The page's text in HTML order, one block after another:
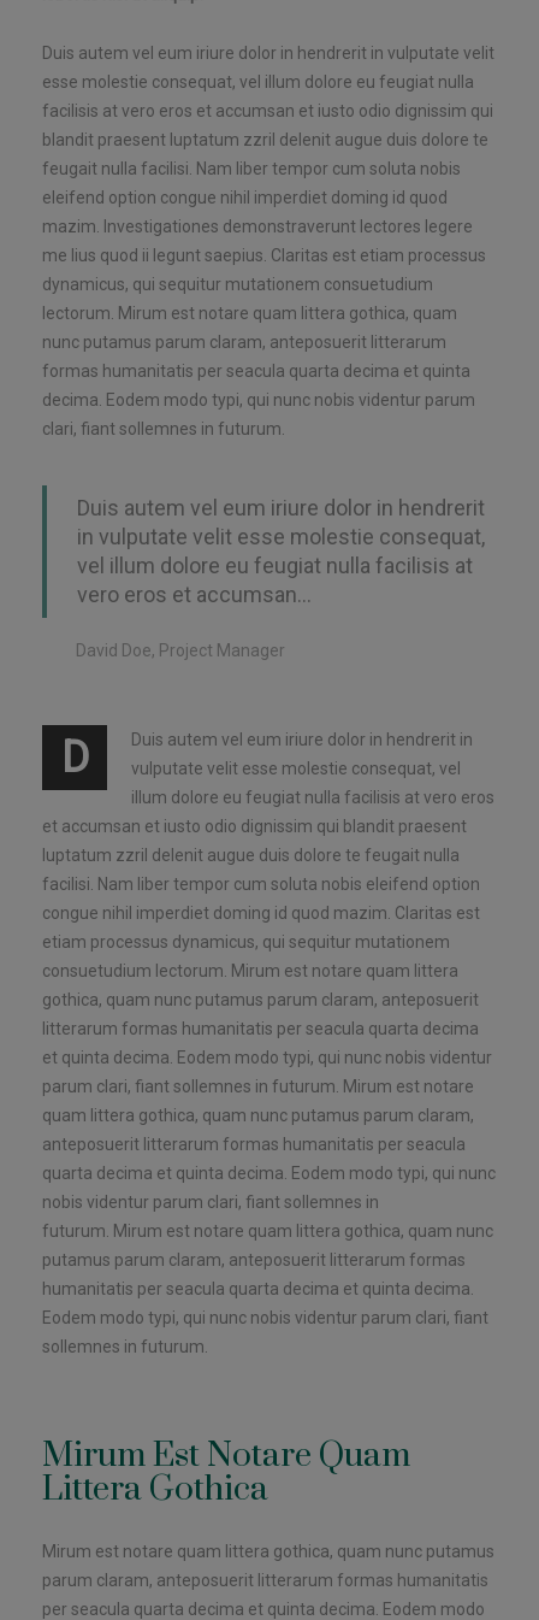
Duis autem vel eum iriure dolor in hendrerit in vulputate velit
esse molestie consequat, vel illum dolore eu feugiat nulla
facilisis at vero eros et accumsan et iusto odio dignissim qui
blandit praesent luptatum zzril delenit augue duis dolore te
feugait nulla facilisi. Nam liber tempor cum soluta nobis
eleifend option congue nihil imperdiet doming id quod
mazim. Investigationes demonstraverunt lectores legere
me lius quod ii legunt saepius. Claritas est etiam processus
dynamicus, qui sequitur mutationem consuetudium
lectorum. Mirum est notare quam littera gothica, quam
nunc putamus parum claram, anteposuerit litterarum
formas humanitatis per seacula quarta decima et quinta
decima. Eodem modo typi, qui nunc nobis videntur parum
clari, fiant sollemnes in futurum.
Duis autem vel eum iriure dolor in hendrerit
in vulputate velit esse molestie consequat,
vel illum dolore eu feugiat nulla facilisis at
vero eros et accumsan…
David Doe, Project Manager
D
Duis autem vel eum iriure dolor in hendrerit in
vulputate velit esse molestie consequat, vel
illum dolore eu feugiat nulla facilisis at vero eros
et accumsan et iusto odio dignissim qui blandit praesent
luptatum zzril delenit augue duis dolore te feugait nulla
facilisi. Nam liber tempor cum soluta nobis eleifend option
congue nihil imperdiet doming id quod mazim. Claritas est
etiam processus dynamicus, qui sequitur mutationem
consuetudium lectorum. Mirum est notare quam littera
gothica, quam nunc putamus parum claram, anteposuerit
litterarum formas humanitatis per seacula quarta decima
et quinta decima. Eodem modo typi, qui nunc nobis videntur
parum clari, fiant sollemnes in futurum. Mirum est notare
quam littera gothica, quam nunc putamus parum claram,
anteposuerit litterarum formas humanitatis per seacula
quarta decima et quinta decima. Eodem modo typi, qui nunc
nobis videntur parum clari, fiant sollemnes in
futurum. Mirum est notare quam littera gothica, quam nunc
putamus parum claram, anteposuerit litterarum formas
humanitatis per seacula quarta decima et quinta decima.
Eodem modo typi, qui nunc nobis videntur parum clari, fiant
sollemnes in futurum.
Mirum Est Notare Quam
Littera Gothica
Mirum est notare quam littera gothica, quam nunc putamus
parum claram, anteposuerit litterarum formas humanitatis
per seacula quarta decima et quinta decima. Eodem modo